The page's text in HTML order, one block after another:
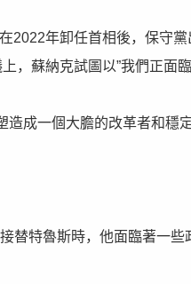
年卸任首相後，保守黨
，蘇納克試圖以”我們正面
成一個大膽的改革者和穩
替特魯斯時，他面臨著一